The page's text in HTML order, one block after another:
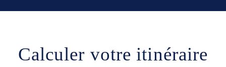
Calculer votre itinéraire